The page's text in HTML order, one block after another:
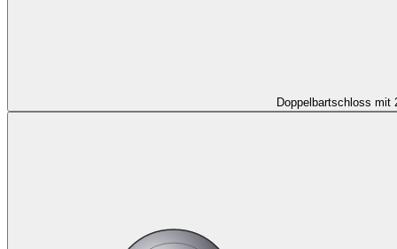
Doppelbartschloss mit